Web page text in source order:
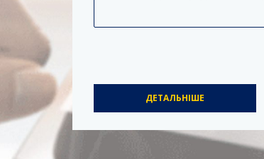
ДЕТАЛЬНІШЕ